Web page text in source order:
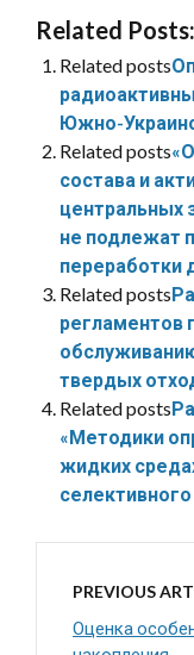
Related Posts:
Related posts
Южно-
Related posts
состава и
центральных
не подлежат
переработки
Related posts
регламентов
твердых
Related posts
«Методики
жидких
PREVIOUS
Оценка